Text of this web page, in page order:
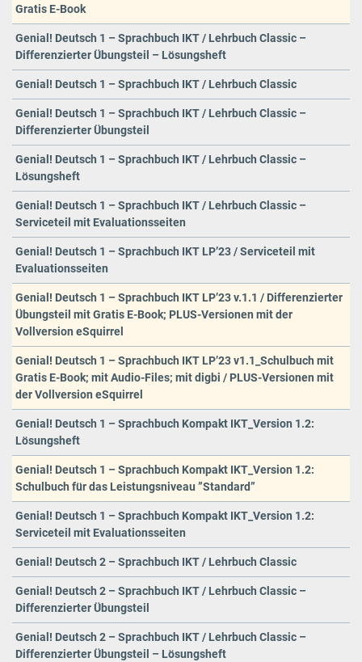
Gratis E-Book
Genial! Deutsch 1 – Sprachbuch IKT / Lehrbuch Classic –
Differenzierter Übungsteil – Lösungsheft
Genial! Deutsch 1 – Sprachbuch IKT / Lehrbuch Classic
Genial! Deutsch 1 – Sprachbuch IKT / Lehrbuch Classic –
Differenzierter Übungsteil
Genial! Deutsch 1 – Sprachbuch IKT / Lehrbuch Classic –
Lösungsheft
Genial! Deutsch 1 – Sprachbuch IKT / Lehrbuch Classic –
Serviceteil mit Evaluationsseiten
Genial! Deutsch 1 – Sprachbuch IKT LP’23 / Serviceteil mit
Evaluationsseiten
Genial! Deutsch 1 – Sprachbuch IKT LP’23 v.1.1 / Differenzierter
Übungsteil mit Gratis E-Book; PLUS-Versionen mit der
Vollversion eSquirrel
Genial! Deutsch 1 – Sprachbuch IKT LP’23 v1.1_Schulbuch mit
Gratis E-Book; mit Audio-Files; mit digbi / PLUS-Versionen mit
der Vollversion eSquirrel
Genial! Deutsch 1 – Sprachbuch Kompakt IKT_Version 1.2:
Lösungsheft
Genial! Deutsch 1 – Sprachbuch Kompakt IKT_Version 1.2:
Schulbuch für das Leistungsniveau ”Standard”
Genial! Deutsch 1 – Sprachbuch Kompakt IKT_Version 1.2:
Serviceteil mit Evaluationsseiten
Genial! Deutsch 2 – Sprachbuch IKT / Lehrbuch Classic
Genial! Deutsch 2 – Sprachbuch IKT / Lehrbuch Classic –
Differenzierter Übungsteil
Genial! Deutsch 2 – Sprachbuch IKT / Lehrbuch Classic –
Differenzierter Übungsteil – Lösungsheft